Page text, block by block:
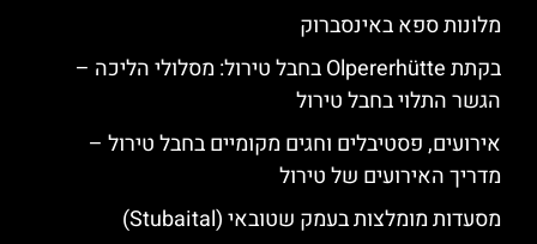
מלונות ספא באינסברוק
בקתת Olpererhütte בחבל טירול: מסלולי הליכה –
הגשר התלוי בחבל טירול
אירועים, פסטיבלים וחגים מקומיים בחבל טירול –
מדריך האירועים של טירול
מסעדות מומלצות בעמק שטובאי (Stubaital)